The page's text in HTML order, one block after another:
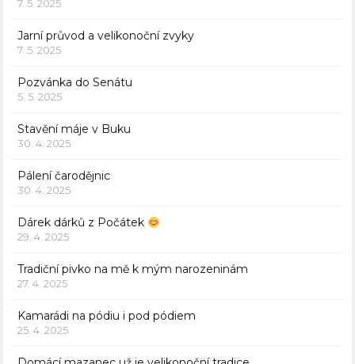
7. 5. 2025
Jarní průvod a velikonoční zvyky
7. 5. 2025
Pozvánka do Senátu
5. 5. 2025
Stavění máje v Buku
30. 4. 2025
Pálení čarodějnic
30. 4. 2025
Dárek dárků z Počátek
29. 4. 2025
Tradiční pivko na mě k mým narozeninám
27. 4. 2025
Kamarádi na pódiu i pod pódiem
25. 4. 2025